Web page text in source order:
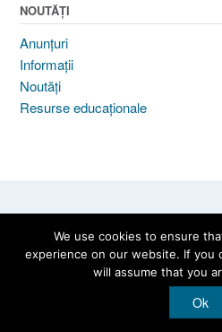
NOUTĂȚI
Anunțuri
Informații
Noutăți
Resurse educaționale
Theme byOut
We use cookies to ensure
experience on our website. If you
will assume that you
Ok